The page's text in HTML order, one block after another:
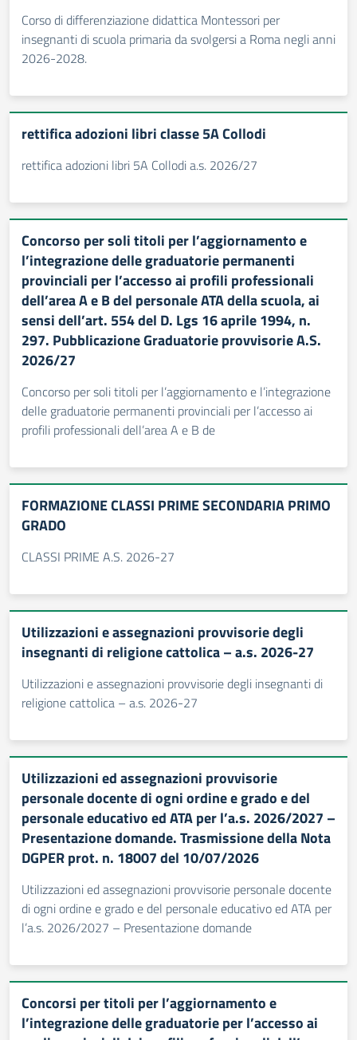
Corso di differenziazione didattica Montessori per
insegnanti di scuola primaria da svolgersi a Roma negli anni
2026-2028.
rettifica adozioni libri classe 5A Collodi
rettifica adozioni libri 5A Collodi a.s. 2026/27
Concorso per soli titoli per l’aggiornamento e
l’integrazione delle graduatorie permanenti
provinciali per l’accesso ai profili professionali
dell’area A e B del personale ATA della scuola, ai
sensi dell’art. 554 del D. Lgs 16 aprile 1994, n.
297. Pubblicazione Graduatorie provvisorie A.S.
2026/27
Concorso per soli titoli per l’aggiornamento e l’integrazione
delle graduatorie permanenti provinciali per l’accesso ai
profili professionali dell’area A e B de
FORMAZIONE CLASSI PRIME SECONDARIA PRIMO
GRADO
CLASSI PRIME A.S. 2026-27
Utilizzazioni e assegnazioni provvisorie degli
insegnanti di religione cattolica – a.s. 2026-27
Utilizzazioni e assegnazioni provvisorie degli insegnanti di
religione cattolica – a.s. 2026-27
Utilizzazioni ed assegnazioni provvisorie
personale docente di ogni ordine e grado e del
personale educativo ed ATA per l’a.s. 2026/2027 –
Presentazione domande. Trasmissione della Nota
DGPER prot. n. 18007 del 10/07/2026
Utilizzazioni ed assegnazioni provvisorie personale docente
di ogni ordine e grado e del personale educativo ed ATA per
l’a.s. 2026/2027 – Presentazione domande
Concorsi per titoli per l’aggiornamento e
l’integrazione delle graduatorie per l’accesso ai